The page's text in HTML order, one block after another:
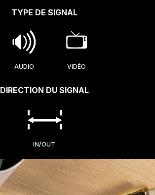
TYPE DE SIGNAL
AUDIO VIDÉO
DIRECTION DU SIGNAL
IN/OUT